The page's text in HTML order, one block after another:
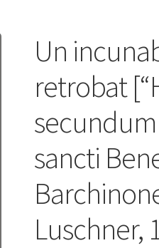
Un
retrobat
sancti
Luschner,